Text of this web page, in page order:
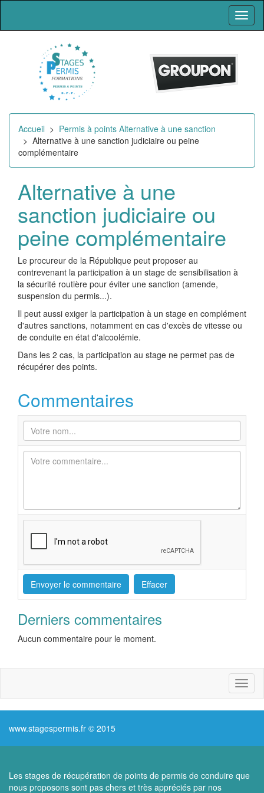
Accueil > Permis à points Alternative à une sanction
> Alternative à une sanction judiciaire ou peine
complémentaire
Alternative à une
sanction judiciaire ou
peine complémentaire
Le procureur de la République peut proposer au
contrevenant la participation à un stage de sensibilisation à
la sécurité routière pour éviter une sanction (amende,
suspension du permis...).
Il peut aussi exiger la participation à un stage en complément
d'autres sanctions, notamment en cas d'excès de vitesse ou
de conduite en état d'alcoolémie.
Dans les 2 cas, la participation au stage ne permet pas de
récupérer des points.
Commentaires
Derniers commentaires
Aucun commentaire pour le moment.
www.stagespermis.fr © 2015
Les stages de récupération de points de permis de conduire que
nous proposons sont pas chers et très appréciés par nos